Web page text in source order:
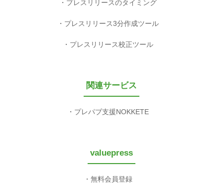
プレスリリースのタイミング
プレスリリース3分作成ツール
プレスリリース校正ツール
関連サービス
プレパブ支援NOKKETE
valuepress
無料会員登録